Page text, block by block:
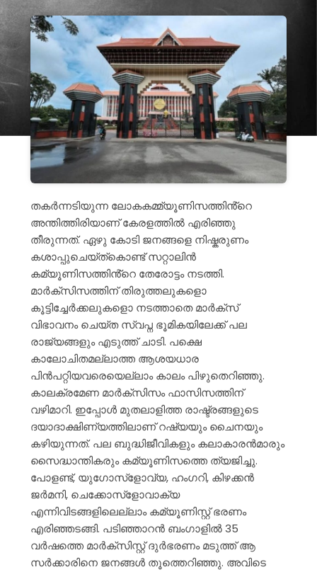
തകർന്നടിയുന്ന ലോകകമ്മ്യൂണിസത്തിൻ്റെ
അന്തിത്തിരിയാണ് കേരളത്തിൽ എരിഞ്ഞു
തീരുന്നത്. ഏഴു കോടി ജനങ്ങളെ നിഷ്കരുണം
കശാപ്പുചെയ്ത്കൊണ്ട് സറ്റാലിൻ
കമ്യൂണിസത്തിൻ്റെ തേരോട്ടം നടത്തി.
മാർക്സിസത്തിന് തിരുത്തലുകളൊ
കൂട്ടിച്ചേർക്കലുകളൊ നടത്താതെ മാർക്സ്
വിഭാവനം ചെയ്ത സ്വപ്ന ഭൂമികയിലേക്ക് പല
രാജ്യങ്ങളും എടുത്ത് ചാടി. പക്ഷെ
കാലോചിതമല്ലാത്ത ആശയധാര
പിൻപറ്റിയവരെയെല്ലാം കാലംപിഴുതെറിഞ്ഞു.
കാലക്രമേണ മാർക്സിസം ഫാസിസത്തിന്
വഴിമാറി. ഇപ്പോൾ മുതലാളിത്ത രാഷ്ട്രങ്ങളുടെ
ദയാദാക്ഷിണ്യത്തിലാണ് റഷ്യയും ചൈനയും
കഴിയുന്നത്. പല ബുദ്ധിജീവികളും കലാകാരൻമാരും
സൈദ്ധാന്തികരും കമ്യൂണിസത്തെ ത്യജിച്ചു.
പോളണ്ട്, യുഗോസ്ളോവ്യ, ഹംഗറി, കിഴക്കൻ
ജർമനി, ചെക്കോസ്ളോവാക്യ
എന്നിവിടങ്ങളിലെല്ലാം കമ്യൂണിസ്റ്റ് ഭരണം
എരിഞ്ഞടങ്ങി. പടിഞ്ഞാറൻ ബംഗാളിൽ 35
വർഷത്തെ മാർക്സിസ്റ്റ് ദുർഭരണം മടുത്ത് ആ
സർക്കാരിനെ ജനങ്ങൾ തൂത്തെറിഞ്ഞു. അവിടെ